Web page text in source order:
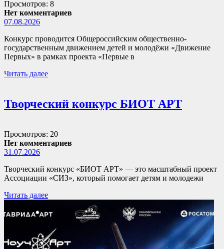
Просмотров: 8
Нет комментариев
07.08.2026
Конкурс проводится Общероссийским общественно-
государственным движением детей и молодёжи «Движение
Первых» в рамках проекта «Первые в
Читать далее
Творческий конкурс БИОТ АРТ
Просмотров: 20
Нет комментариев
31.07.2026
Творческий конкурс «БИОТ АРТ» — это масштабный проект
Ассоциации «СИЗ», который помогает детям и молодежи
Читать далее